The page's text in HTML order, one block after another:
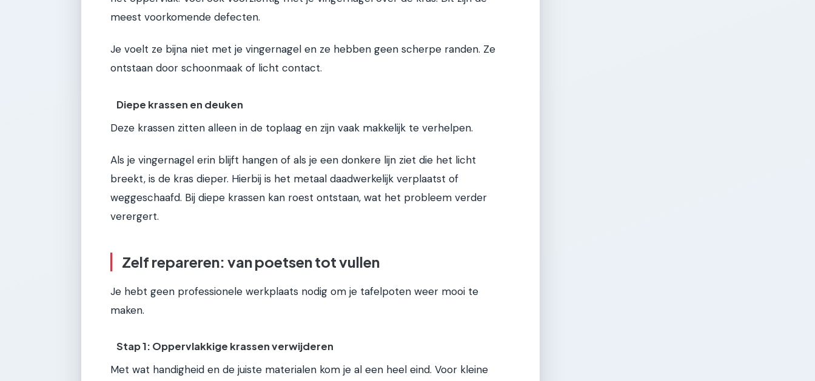
meest voorkomende defecten.
Je voelt ze bijna niet met je vingernagel en ze hebben geen scherpe randen. Ze
ontstaan door schoonmaak of licht contact.
Diepe krassen en deuken
Deze krassen zitten alleen in de toplaag en zijn vaak makkelijk te verhelpen.
Als je vingernagel erin blijft hangen of als je een donkere lijn ziet die het licht
breekt, is de kras dieper. Hierbij is het metaal daadwerkelijk verplaatst of
weggeschaafd. Bij diepe krassen kan roest ontstaan, wat het probleem verder
verergert.
Zelf repareren: van poetsen tot vullen
Je hebt geen professionele werkplaats nodig om je tafelpoten weer mooi te
maken.
Stap 1: Oppervlakkige krassen verwijderen
Met wat handigheid en de juiste materialen kom je al een heel eind. Voor kleine